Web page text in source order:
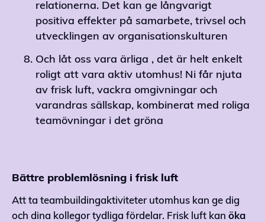
relationerna. Det kan ge långvarigt
positiva effekter på samarbete, trivsel och
utvecklingen av organisationskulturen
Och låt oss vara ärliga , det är helt enkelt
roligt att vara aktiv utomhus! Ni får njuta
av frisk luft, vackra omgivningar och
varandras sällskap, kombinerat med roliga
teamövningar i det gröna
Bättre problemlösning i frisk luft
Att ta teambuildingaktiviteter utomhus kan ge dig
och dina kollegor tydliga fördelar. Frisk luft kan öka